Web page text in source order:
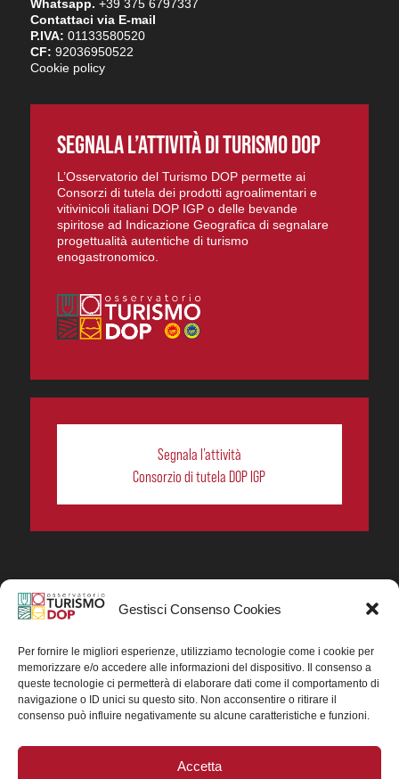
Gestisci Consenso Cookies
Per fornire le migliori esperienze, utilizziamo tecnologie come i cookie per
memorizzare e/o accedere alle informazioni del dispositivo. Il consenso a
queste tecnologie ci permetterà di elaborare dati come il comportamento di
navigazione o ID unici su questo sito. Non acconsentire o ritirare il
consenso può influire negativamente su alcune caratteristiche e funzioni.
Accetta
Whatsapp. +39 375 6797337
Contattaci via E-mail
P.IVA: 01133580520
CF: 92036950522
Cookie policy
SEGNALA L’ATTIVITÀ DI TURISMO DOP
L’Osservatorio del Turismo DOP permette ai
Consorzi di tutela dei prodotti agroalimentari e
vitivinicoli italiani DOP IGP o delle bevande
spiritose ad Indicazione Geografica di segnalare
progettualità autentiche di turismo
enogastronomico.
Segnala l’attività
Consorzio di tutela DOP IGP
In collaborazione ORIGIN ITALIA.
del turismo enogastronomico dei prodotti DOP IGP
italiani.
Concessione contributo MASAF DM n. 0311719 del
15/06/2023
Concessione contributo MASAF, DM n. 0016662 del
15/01/2025 (CUP J88H24002560007)